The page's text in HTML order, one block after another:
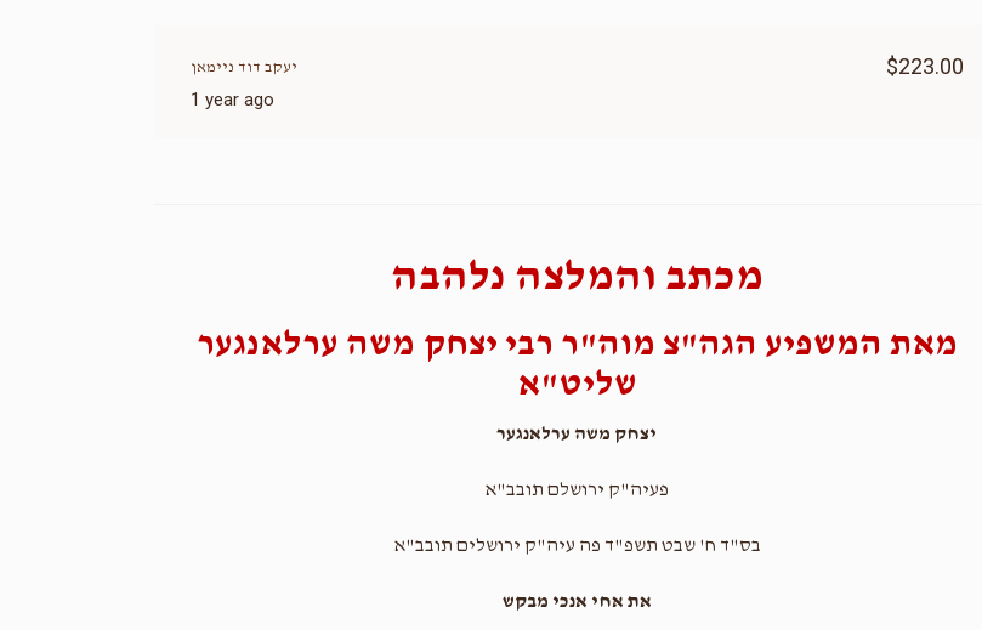
יעקב דוד ניימאן
1 year ago
$223.00
מכתב והמלצה נלהבה
מאת המשפיע הגה"צ מוה"ר רבי יצחק משה ערלאנגער
שליט"א
יצחק משה ערלאנגער
פעיה"ק ירושלם תובב"א
בס"ד ח' שבט תשפ"ד פה עיה"ק ירושלים תובב"א
את אחי אנכי מבקש